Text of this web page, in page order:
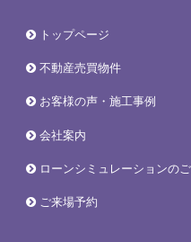
トップページ
不動産売買物件
お客様の声・施工事例
会社案内
ローンシミュレーションの
ご来場予約